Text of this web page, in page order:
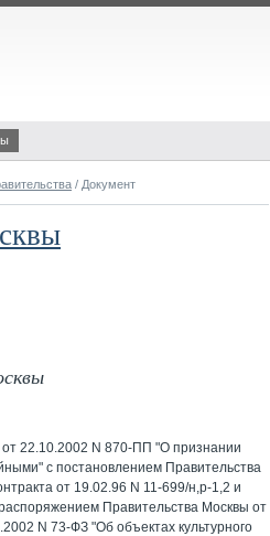
/ Документ
от 22.10.2002 N 870-ПП "О признании
с постановлением Правительства
от 19.02.96 N 11-699/н,р-1,2 и
Правительства Москвы от
N 73-ФЗ "Об объектах культурного